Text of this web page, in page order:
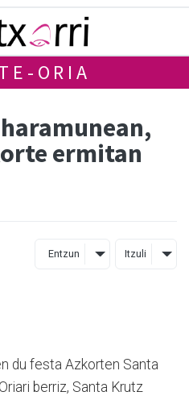
ORIA
ermitan
Entzun Itzuli
du festa Azkorten Santa
berriz, Santa Krutz